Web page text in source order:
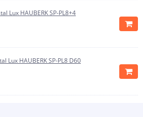
Lux HAUBERK SP-PL8+4
Lux HAUBERK SP-PL8 D60